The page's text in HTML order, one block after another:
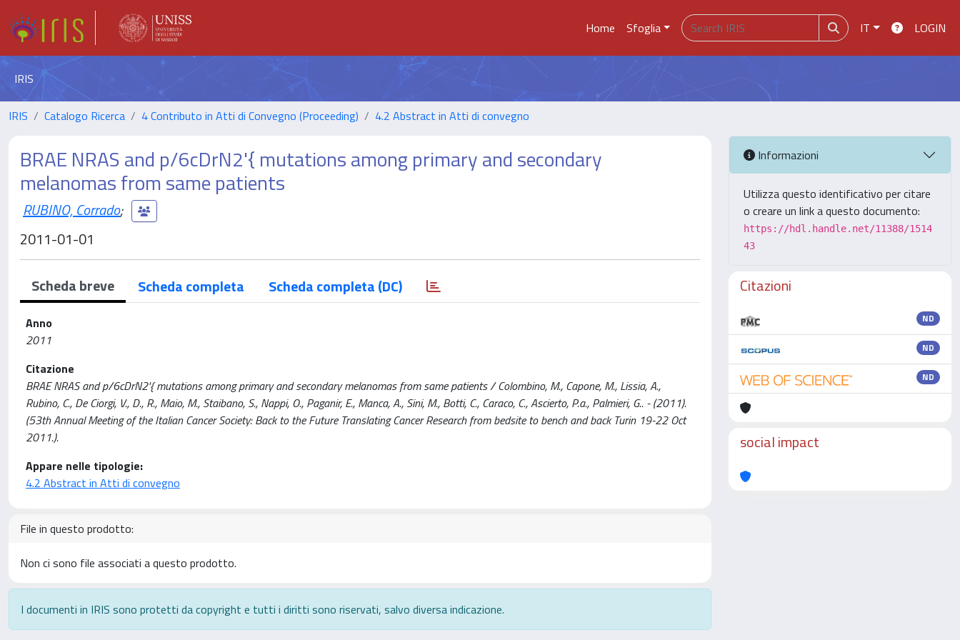
Home Sfoglia IT LOGIN
IRIS
IRIS Catalogo Ricerca 4 Contributo in Atti di Convegno (Proceeding) 4.2 Abstract in Atti di convegno
BRAE NRAS and p/6cDrN2'{ mutations among primary and secondary
melanomas from same patients
RUBINO, Corrado;
2011-01-01
Scheda breve Scheda completa Scheda completa (DC)
Anno
2011
Citazione
BRAE NRAS and p/6cDrN2'{ mutations among primary and secondary melanomas from same patients / Colombino, M., Capone, M., Lissia, A.,
Rubino, C., De Ciorgi, V., D., R., Maio, M., Staibano, S., Nappi, O., Paganir, E., Manca, A., Sini, M., Botti, C., Caraco, C., Ascierto, P.a., Palmieri, G.. - (2011).
(53th Annual Meeting of the Italian Cancer Society: Back to the Future Translating Cancer Research from bedsite to bench and back Turin 19-22 Oct
2011.).
Appare nelle tipologie:
4.2 Abstract in Atti di convegno
File in questo prodotto:
Non ci sono file associati a questo prodotto.
I documenti in IRIS sono protetti da copyright e tutti i diritti sono riservati, salvo diversa indicazione.
Informazioni
Utilizza questo identificativo per citare
o creare un link a questo documento:
https://hdl.handle.net/11388/1514
43
Citazioni
ND
ND
ND
social impact